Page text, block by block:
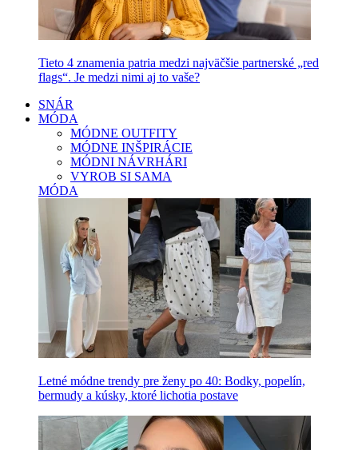
Tieto 4 znamenia patria medzi najväčšie partnerské „red
flags“. Je medzi nimi aj to vaše?
SNÁR
MÓDA
MÓDNE OUTFITY
MÓDNE INŠPIRÁCIE
MÓDNI NÁVRHÁRI
VYROB SI SAMA
MÓDA
Letné módne trendy pre ženy po 40: Bodky, popelín,
bermudy a kúsky, ktoré lichotia postave